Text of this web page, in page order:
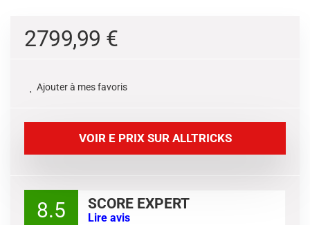
2799,99 €
Ajouter à mes favoris
VOIR E PRIX SUR ALLTRICKS
8.5 SCORE EXPERT
Lire avis